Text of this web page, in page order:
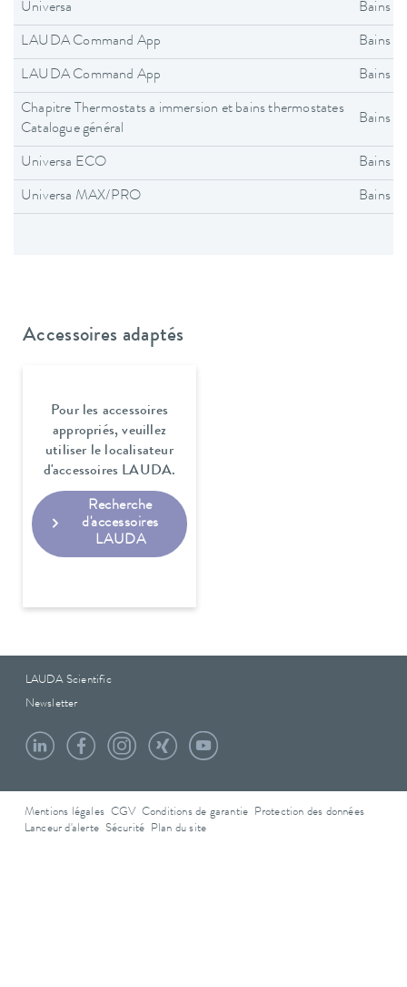
Universa Bains
LAUDA Command App Bains
LAUDA Command App Bains
Chapitre Thermostats a immersion et bains thermostates
Catalogue général
Bains
Universa ECO Bains
Universa MAX/PRO Bains
Accessoires adaptés
Pour les accessoires
appropriés, veuillez
utiliser le localisateur
d'accessoires LAUDA.
Recherche
d'accessoires
LAUDA
LAUDA Scientific
Newsletter
Mentions légales CGV Conditions de garantie
Protection des données
Lanceur d'alerte Sécurité Plan du site